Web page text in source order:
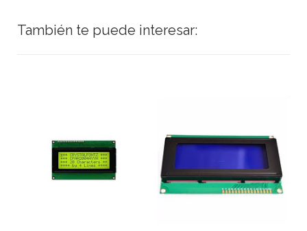
También te puede interesar: